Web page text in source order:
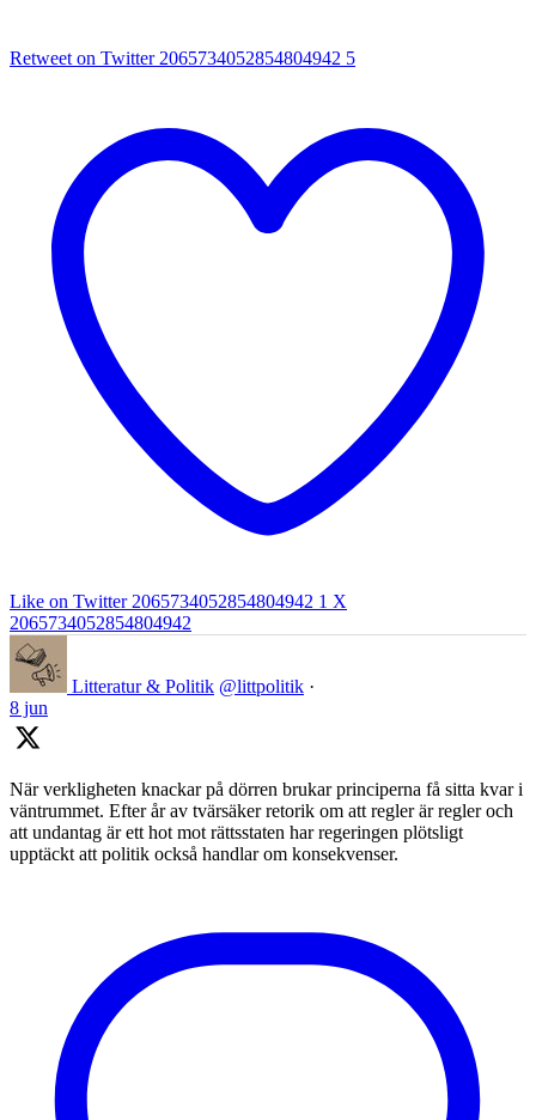
Retweet on Twitter 2065734052854804942 5
Like on Twitter 2065734052854804942 1 X
2065734052854804942
Litteratur & Politik @littpolitik ·
8 jun
När verkligheten knackar på dörren brukar principerna få sitta kvar i
väntrummet. Efter år av tvärsäker retorik om att regler är regler och
att undantag är ett hot mot rättsstaten har regeringen plötsligt
upptäckt att politik också handlar om konsekvenser.